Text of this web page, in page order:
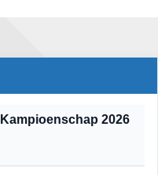
2026